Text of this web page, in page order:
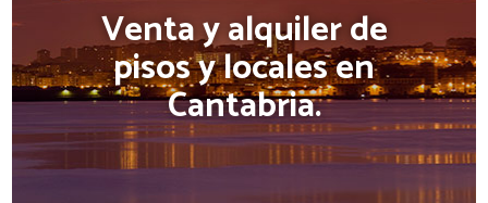
Venta y alquiler de
pisos y locales en
Cantabria.